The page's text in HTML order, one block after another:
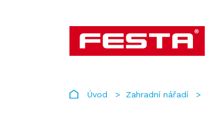
Úvod Zahradní nářadí